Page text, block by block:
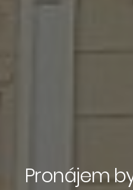
Pronájem